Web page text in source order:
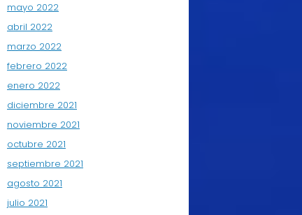
mayo 2022
abril 2022
marzo 2022
febrero 2022
enero 2022
diciembre 2021
noviembre 2021
octubre 2021
septiembre 2021
agosto 2021
julio 2021